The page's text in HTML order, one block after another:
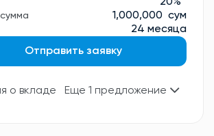
1,000,000 сум
24 месяца
Отправить заявку
о вкладе Еще 1 предложение